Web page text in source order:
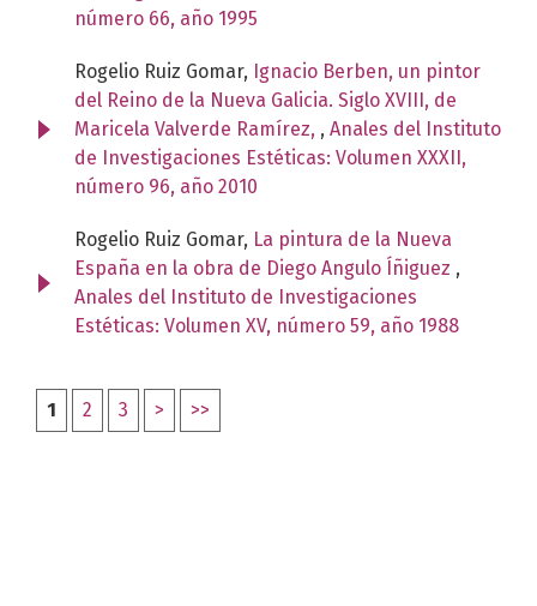
número 66, año 1995
Rogelio Ruiz Gomar, Ignacio Berben, un pintor
del Reino de la Nueva Galicia. Siglo XVIII, de
Maricela Valverde Ramírez, , Anales del Instituto
de Investigaciones Estéticas: Volumen XXXII,
número 96, año 2010
Rogelio Ruiz Gomar, La pintura de la Nueva
España en la obra de Diego Angulo Íñiguez ,
Anales del Instituto de Investigaciones
Estéticas: Volumen XV, número 59, año 1988
1 2 3 > >>